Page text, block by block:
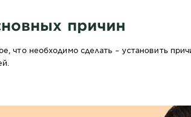
причин
что необходимо сделать – установить